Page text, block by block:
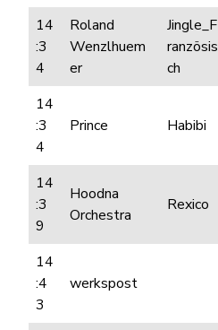
14
:3
4
Roland
Wenzlhuem
er
Jingle_F
ranzösis
ch
14
:3
4
Prince Habibi
14
:3
9
Hoodna
Orchestra
Rexico
14
:4
3
werkspost